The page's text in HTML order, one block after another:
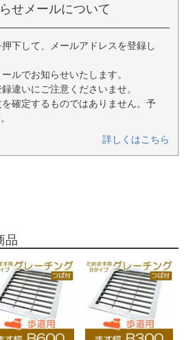
せメールについて
下して、メールアドレスを登録し
ルでお知らせいたします。
違いにご注意くださいませ。
確定するものではありません。予
詳しくはこちら
品